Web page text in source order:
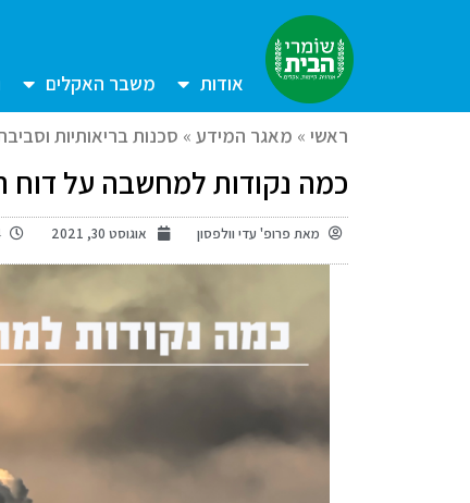
אודות משבר האקלים
ראשי » מאגר המידע » סכנות בריאותיות
כמה נקודות למחשבה על
מאת פרופ' עדי וולפסון אוגוסט 30, 2021